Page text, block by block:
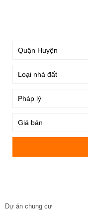
Dự án chung cư